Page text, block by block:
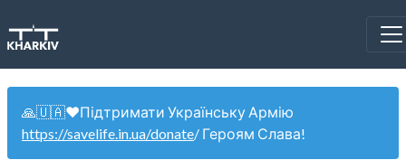
🙏🇺🇦❤️Підтримати Українську Армію
https://savelife.in.ua/donate/ Героям Слава!